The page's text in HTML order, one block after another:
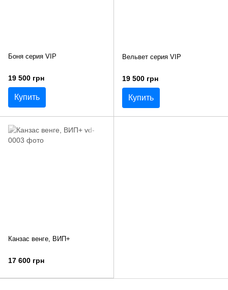
Боня серия VIP
19 500 грн
Купить
Вельвет серия VIP
19 500 грн
Купить
Канзас венге, ВИП+
17 600 грн